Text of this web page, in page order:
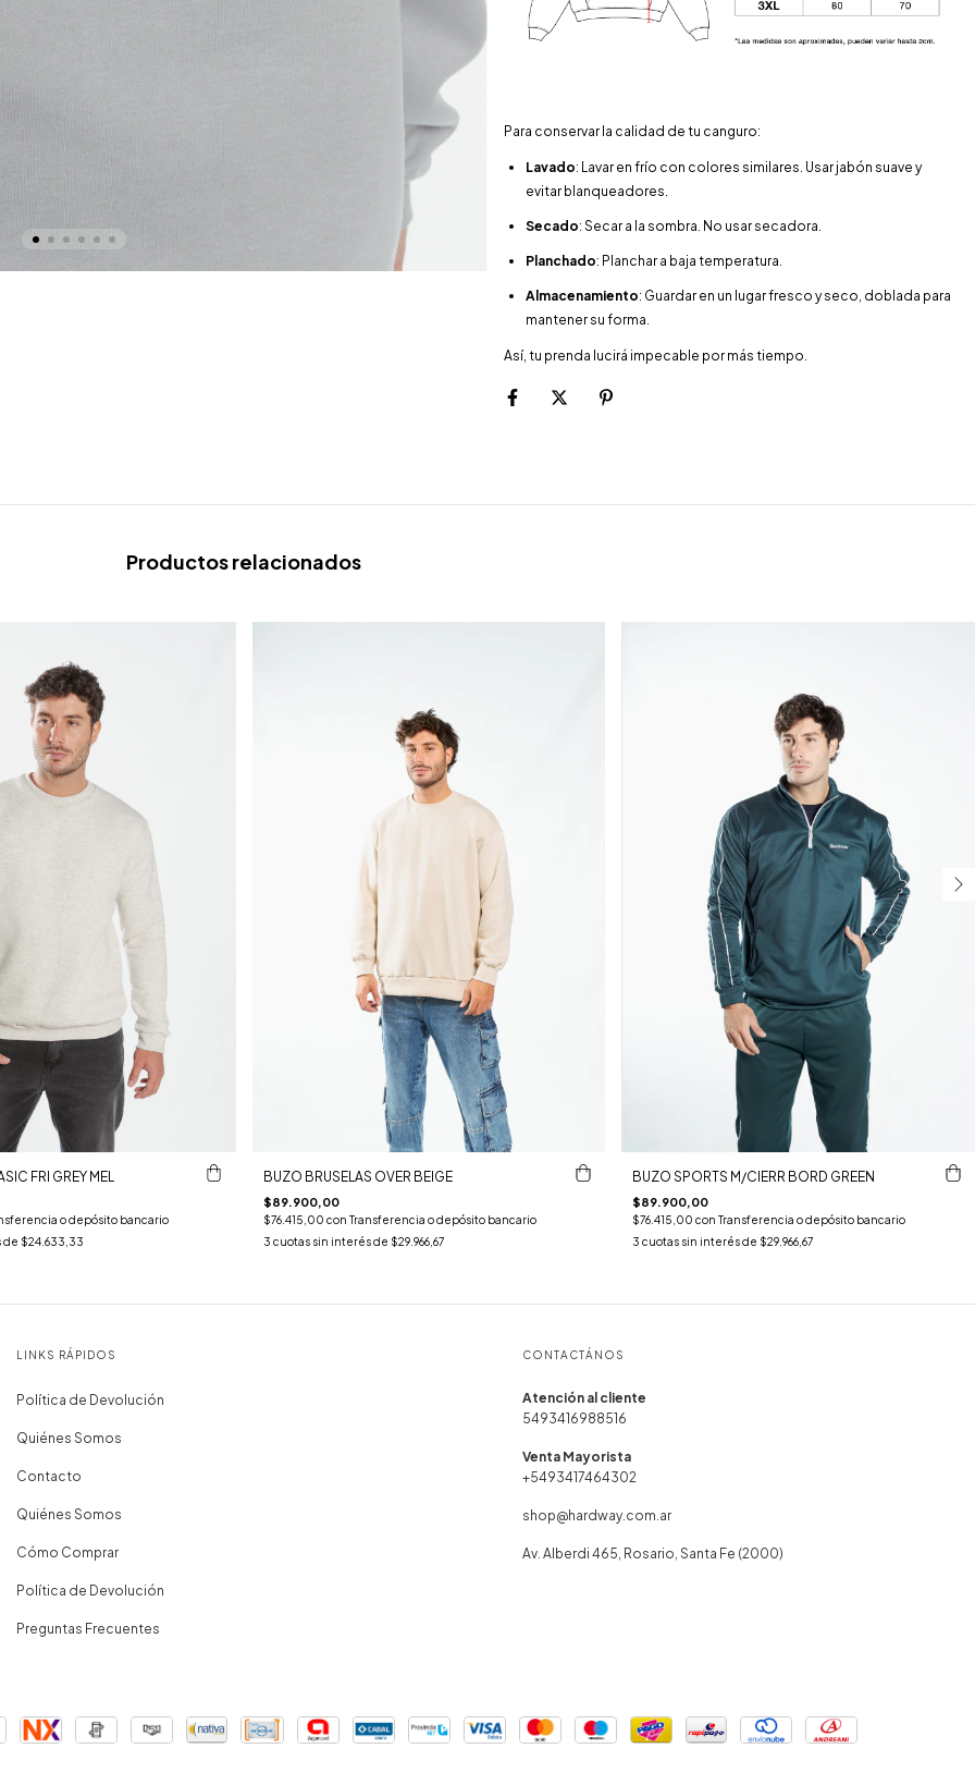
Para conservar la calidad de tu canguro:
Lavado: Lavar en frío con colores similares. Usar jabón suave y
evitar blanqueadores.
Secado: Secar a la sombra. No usar secadora.
Planchado: Planchar a baja temperatura.
Almacenamiento: Guardar en un lugar fresco y seco, doblada para
mantener su forma.
Así, tu prenda lucirá impecable por más tiempo.
Productos relacionados
FRI GREY MEL
o depósito bancario
de $24.633,33
BUZO BRUSELAS OVER BEIGE
$89.900,00
$76.415,00 con Transferencia o depósito bancario
3 cuotas sin interés de $29.966,67
BUZO SPORTS M/CIERR BORD GREEN
$89.900,00
$76.415,00con Transferencia o depósito bancario
3 cuotas sin interés de $29.966,67
LINKS RÁPIDOS
Política de Devolución
Quiénes Somos
Contacto
Quiénes Somos
Cómo Comprar
Política de Devolución
Preguntas Frecuentes
CONTACTÁNOS
5493416988516
+5493417464302
shop@hardway.com.ar
Av. Alberdi 465, Rosario, Santa Fe (2000)